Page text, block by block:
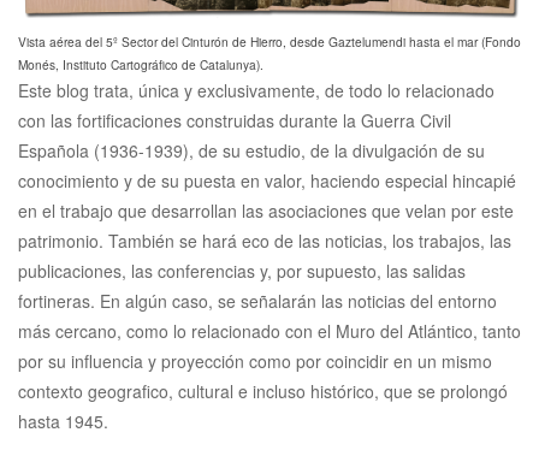
Vista aérea del 5º Sector del Cinturón de Hierro, desde Gaztelumendi hasta el mar (Fondo
Monés, Instituto Cartográfico de Catalunya).
Este blog trata, única y exclusivamente, de todo lo relacionado
con las fortificaciones construidas durante la Guerra Civil
Española (1936-1939), de su estudio, de la divulgación de su
conocimiento y de su puesta en valor, haciendo especial hincapié
en el trabajo que desarrollan las asociaciones que velan por este
patrimonio. También se hará eco de las noticias, los trabajos, las
publicaciones, las conferencias y, por supuesto, las salidas
fortineras. En algún caso, se señalarán las noticias del entorno
más cercano, como lo relacionado con el Muro del Atlántico, tanto
por su influencia y proyección como por coincidir en un mismo
contexto geografico, cultural e incluso histórico, que se prolongó
hasta 1945.